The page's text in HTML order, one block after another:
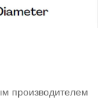
производителем